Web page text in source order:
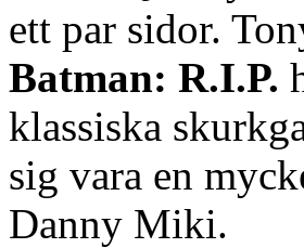
ett par sidor.
Batman: R.I.P.
klassiska
sig vara en
Danny Miki.